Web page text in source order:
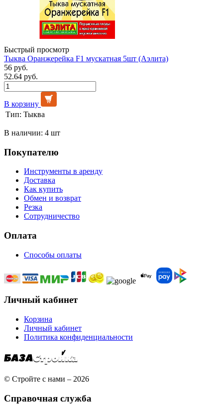
Быстрый просмотр
Тыква Оранжерейка F1 мускатная 5шт (Аэлита)
56 руб.
52.64 руб.
В корзину
Тип: Тыква
В наличии: 4 шт
Покупателю
Инструменты в аренду
Доставка
Как купить
Обмен и возврат
Резка
Сотрудничество
Оплата
Способы оплаты
Личный кабинет
Корзина
Личный кабинет
Политика конфиденциальности
© Стройте с нами – 2026
Справочная служба